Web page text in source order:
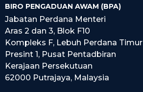
BIRO PENGADUAN AWAM (BPA)
Jabatan Perdana Menteri
Aras 2 dan 3, Blok F10
Kompleks F, Lebuh Perdana Timur
Presint 1, Pusat Pentadbiran
Kerajaan Persekutuan
62000 Putrajaya, Malaysia